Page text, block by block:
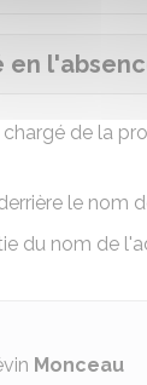
en
de la
le nom
du nom de
Monceau